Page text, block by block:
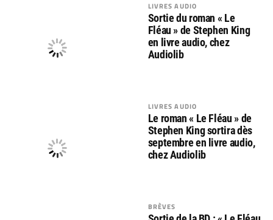
LIVRES AUDIO
Sortie du roman « Le
Fléau » de Stephen King
en livre audio, chez
Audiolib
LIVRES AUDIO
Le roman « Le Fléau » de
Stephen King sortira dès
septembre en livre audio,
chez Audiolib
BRÈVES